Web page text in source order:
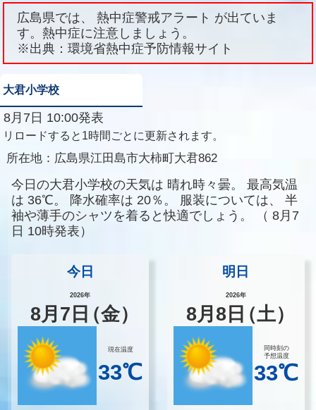
広島県では、 熱中症警戒アラート が出ていま
す。熱中症に注意しましょう。
※出典：環境省熱中症予防情報サイト
大君小学校
8月7日 10:00発表
リロードすると1時間ごとに更新されます。
所在地： 広島県江田島市大柿町大君862
今日の大君小学校の天気は 晴れ時々曇。
最高気温
は 36℃。 降水確率は 20％。 服装については、
半
袖や薄手のシャツを着ると快適でしょう。
（ 8月7
日 10時発表）
今日
2026年
8月 7 日（金）
現在温度
33℃
明日
2026年
8月8 日（土）
同時刻の
予想温度
33℃